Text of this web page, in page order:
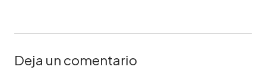
Deja un comentario